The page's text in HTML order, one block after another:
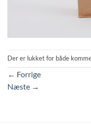
Der er lukket for både
← Forrige
Næste →